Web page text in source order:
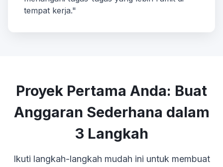
tempat kerja."
Proyek Pertama Anda: Buat
Anggaran Sederhana dalam
3 Langkah
Ikuti langkah-langkah mudah ini untuk membuat